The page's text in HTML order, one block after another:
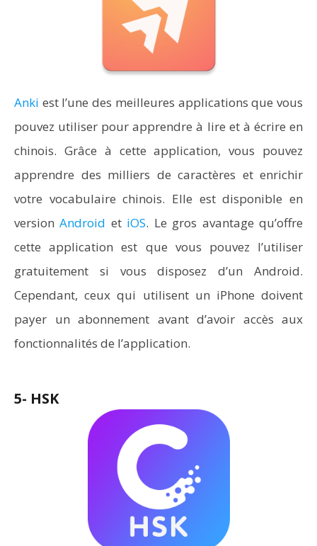
Anki est l’une des meilleures applications que vous
pouvez utiliser pour apprendre à lire et à écrire en
chinois. Grâce à cette application, vous pouvez
apprendre des milliers de caractères et enrichir
votre vocabulaire chinois. Elle est disponible en
versionAndroid et iOS. Le gros avantage qu’offre
cette application est que vous pouvez l’utiliser
gratuitement si vous disposez d’un Android.
Cependant, ceux qui utilisent un iPhone doivent
payer un abonnement avant d’avoir accès aux
fonctionnalités de l’application.
5- HSK